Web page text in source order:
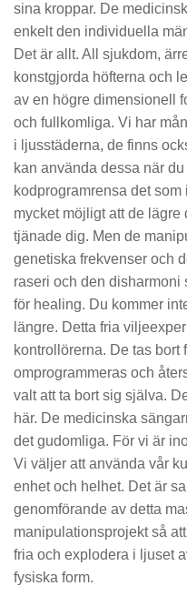
sina kroppar. De
enkelt den individuella
Det är allt. All sjukdom,
konstgjorda höfterna och
av en högre dimensionell
och fullkomliga. Vi har
i ljusstäderna, de finns
kan använda dessa när
kodprogramrensa det
mycket möjligt att de
tjänade dig. Men de
genetiska frekvenser och
raseri och den disharmoni
för healing. Du kommer
längre. Detta fria
kontrollörerna. De tas bort
omprogrammeras och
valt att ta bort sig själva.
här. De medicinska
det gudomliga. För vi är
Vi väljer att använda vår
enhet och helhet. Det är
genomförande av detta
manipulationsprojekt så
fria och explodera i ljuset
fysiska form.